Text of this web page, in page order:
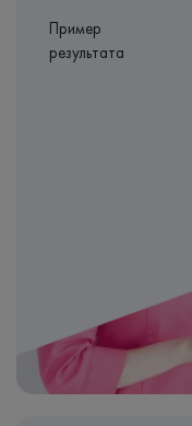
Пример
результата